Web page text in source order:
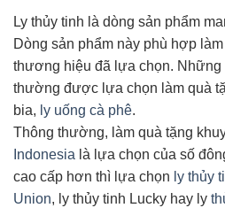
Ly thủy tinh là dòng sản phẩm
Dòng sản phẩm này phù hợp
thương hiệu đã lựa chọn. Những
thường được lựa chọn làm quà
bia, ly uống cà phê.
Thông thường, làm quà tặng
Indonesia là lựa chọn của số
cao cấp hơn thì lựa chọn ly thủy
Union, ly thủy tinh Lucky hay ly